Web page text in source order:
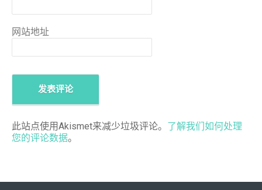
网站地址
此站点使用Akismet来减少垃圾评论。 了解我们如何处理
您的评论数据。